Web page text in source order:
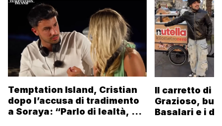
Temptation Island, Cristian
dopo l’accusa di tradimento
a Soraya: “Parlo di lealtà, ma
Il carretto di
Grazioso,
Basalari e i